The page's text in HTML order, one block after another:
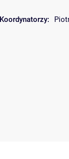
Koordynatorzy: